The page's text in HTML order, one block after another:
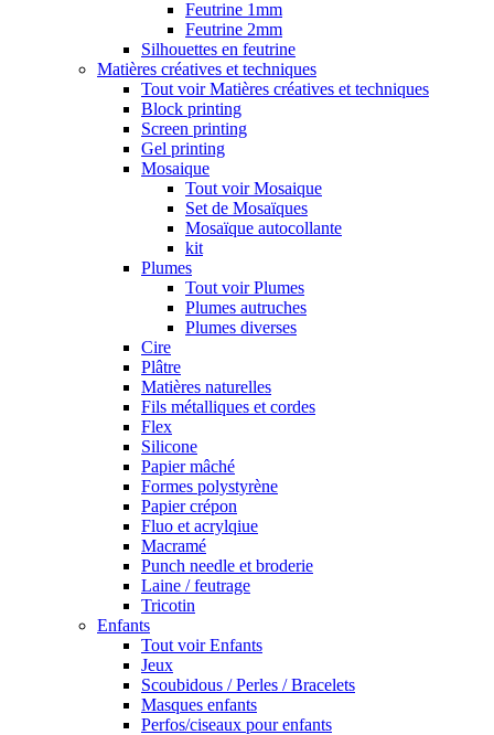
Feutrine 1mm
Feutrine 2mm
Silhouettes en feutrine
Matières créatives et techniques
Tout voir Matières créatives et techniques
Block printing
Screen printing
Gel printing
Mosaique
Tout voir Mosaique
Set de Mosaïques
Mosaïque autocollante
kit
Plumes
Tout voir Plumes
Plumes autruches
Plumes diverses
Cire
Plâtre
Matières naturelles
Fils métalliques et cordes
Flex
Silicone
Papier mâché
Formes polystyrène
Papier crépon
Fluo et acrylqiue
Macramé
Punch needle et broderie
Laine / feutrage
Tricotin
Enfants
Tout voir Enfants
Jeux
Scoubidous / Perles / Bracelets
Masques enfants
Perfos/ciseaux pour enfants